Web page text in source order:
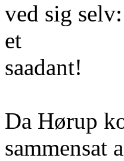
ved sig
et
saadant!
Da Hørup
sammensat